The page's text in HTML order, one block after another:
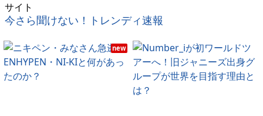
サイト
今さら聞けない！トレンディ速報
new